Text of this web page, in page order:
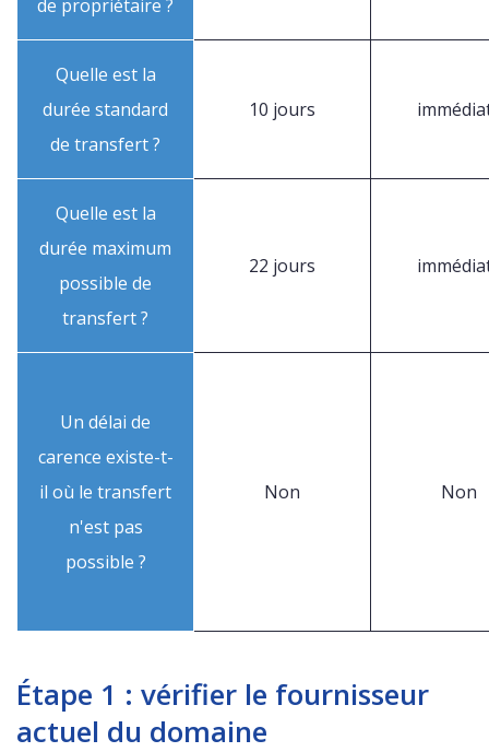
de propriétaire ?
Quelle est la
durée standard
de transfert ?
10 jours
Quelle est la
durée maximum
possible de
transfert ?
22 jours
Un délai de
carence existe-t-
il où le transfert
n'est pas
possible ?
Non Non
Étape 1 : vérifier le fournisseur
actuel du domaine